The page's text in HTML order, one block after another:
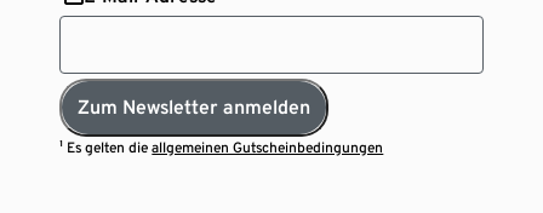
Zum Newsletter anmelden
¹ Es gelten dieallgemeinen Gutscheinbedingungen